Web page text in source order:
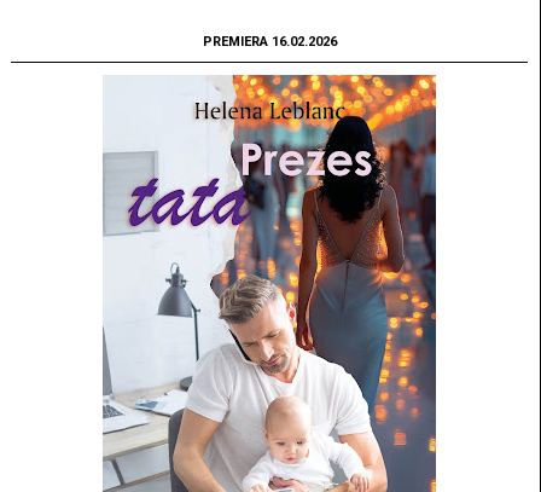
PREMIERA 16.02.2026